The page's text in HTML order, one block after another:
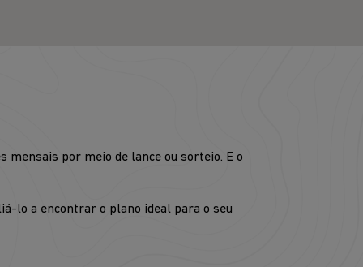
mensais por meio de lance ou sorteio. E o
lo a encontrar o plano ideal para o seu